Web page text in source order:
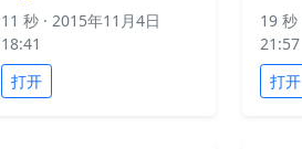
11 秒 · 2015年11月4日
18:41
打开
19 秒
21:57
打开